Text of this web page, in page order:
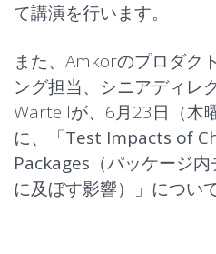
て講演を行います。
また、Amkorのプロダク
ング担当、シニアディレ
Wartellが、6月23日（木
に、「Test Impacts of
Packages （パッケージ
に及ぼす影響）」につい